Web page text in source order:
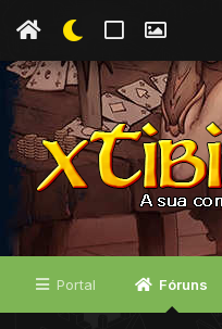
Portal Fóruns